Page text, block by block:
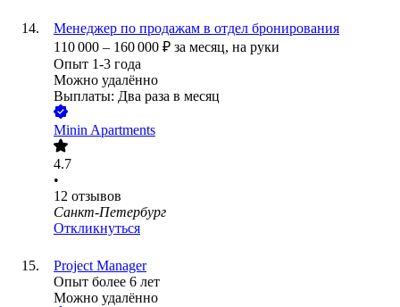
Менеджер по продажам в отдел бронирования
110 000 – 160 000 ₽ за месяц, на руки
Опыт 1-3 года
Можно удалённо
Выплаты: Два раза в месяц
Minin Apartments
4.7
•
12 отзывов
Санкт-Петербург
Откликнуться
Project Manager
Опыт более 6 лет
Можно удалённо